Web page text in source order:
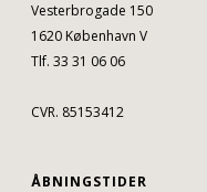
Vesterbrogade 150
1620 København V
Tlf. 33 31 06 06
CVR. 85153412
ÅBNINGSTIDER